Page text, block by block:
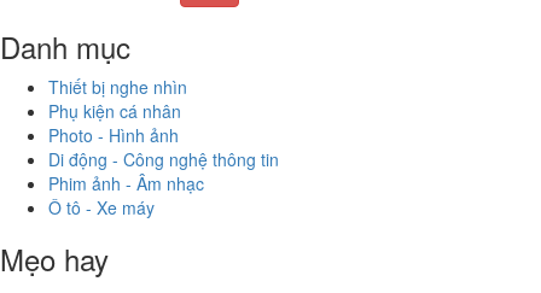
Danh mục
Thiết bị nghe nhìn
Phụ kiện cá nhân
Photo - Hình ảnh
Di động - Công nghệ thông tin
Phim ảnh - Âm nhạc
Ô tô - Xe máy
Mẹo hay